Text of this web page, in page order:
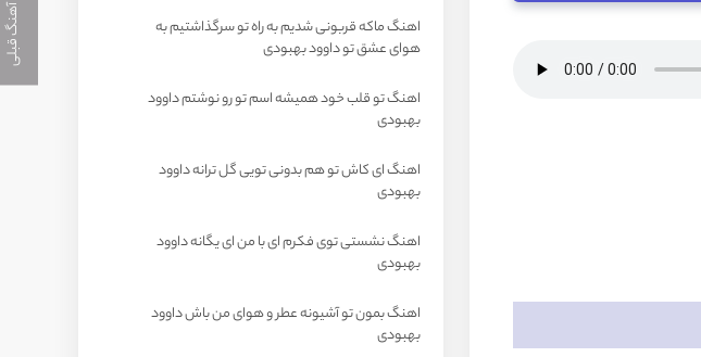
آهنگ قبلی
اهنگ ماکه قربونی شدیم به راه تو سرگذاشتیم به
هوای عشق تو داوود بهبودی
اهنگ تو قلب خود همیشه اسم تو رو نوشتم داوود
بهبودی
اهنگ ای کاش تو هم بدونی تویی گل ترانه داوود
بهبودی
اهنگ نشستی توی فکرم ای با من ای یگانه داوود
بهبودی
اهنگ بمون تو آشیونه عطر و هوای من باش داوود
بهبودی